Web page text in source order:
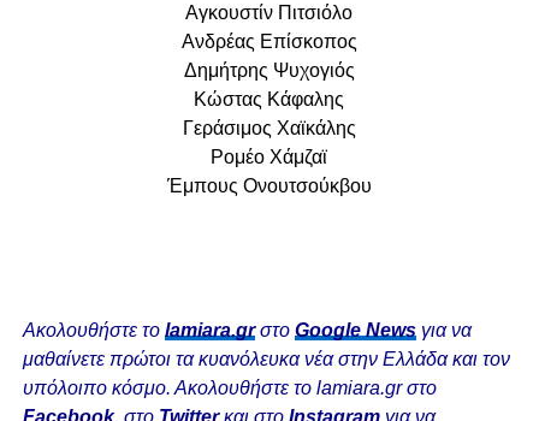
Αγκουστίν Πιτσιόλο
Ανδρέας Επίσκοπος
Δημήτρης Ψυχογιός
Κώστας Κάφαλης
Γεράσιμος Χαϊκάλης
Ρομέο Χάμζαϊ
Έμπους Ονουτσούκβου
Ακολουθήστε το lamiara.grστο Google Newsγια να
μαθαίνετε πρώτοι τα κυανόλευκα νέα στην Ελλάδα και τον
υπόλοιπο κόσμο. Ακολουθήστε το lamiara.gr στο
Facebook, στο Twitterκαι στο Instagram για να